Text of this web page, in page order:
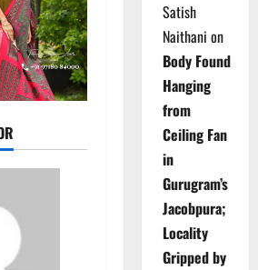
Satish
Naithani on
Body Found
Hanging
from
Ceiling Fan
in
Gurugram’s
Jacobpura;
Locality
Gripped by